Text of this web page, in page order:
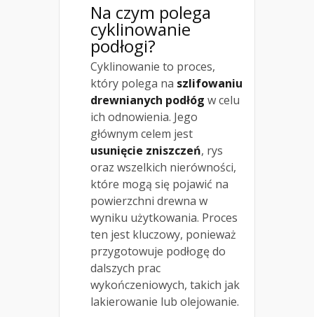
Na czym polega
cyklinowanie
podłogi?
Cyklinowanie to proces,
który polega na szlifowaniu
drewnianych podłóg w celu
ich odnowienia. Jego
głównym celem jest
usunięcie zniszczeń, rys
oraz wszelkich nierówności,
które mogą się pojawić na
powierzchni drewna w
wyniku użytkowania. Proces
ten jest kluczowy, ponieważ
przygotowuje podłogę do
dalszych prac
wykończeniowych, takich jak
lakierowanie lub olejowanie.